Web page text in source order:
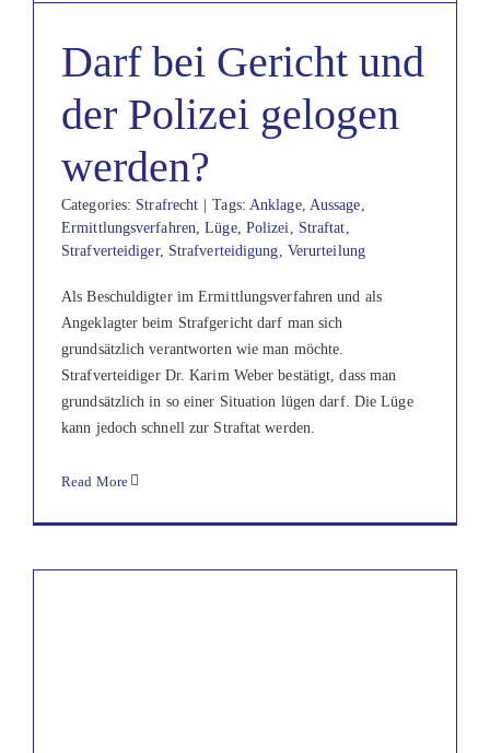
Darf bei Gericht und
der Polizei gelogen
werden?
Categories: Strafrecht Tags: Anklage, Aussage
Ermittlungsverfahren ,Lüge, Polizei Straftat
Strafverteidiger, Strafverteidigung Verurteilung
Als Beschuldigter im Ermittlungsverfahren und als
Angeklagter beim Strafgericht darf man sich
grundsätzlich verantworten wie man möchte.
Strafverteidiger Dr. Karim Weber bestätigt, dass man
grundsätzlich in so einer Situation lügen darf. Die Lüge
kann jedoch schnell zur Straftat werden.
Read More